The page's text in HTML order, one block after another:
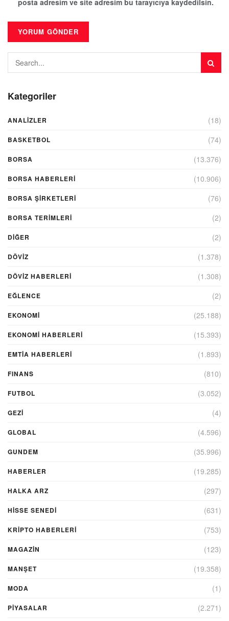
Kategoriler
ANALIZLER (18)
BASKETBOL (74)
BORSA (13.376)
BORSA HABERLERI (10.906)
BORSA ŞIRKETLERI (76)
BORSA TERIMLERI (2)
DIĞER (2)
DÖVİZ (1.378)
DÖVIZ HABERLERI (1.308)
EĞLENCE (2)
EKONOMİ (25.188)
EKONOMI HABERLERI (15.393)
EMTIA HABERLERI (1.893)
FINANS (810)
FUTBOL (3.052)
GEZI (4)
GLOBAL (4.596)
GUNDEM (35.996)
HABERLER (19.285)
HALKA ARZ (297)
HİSSE SENEDİ (631)
KRIPTO HABERLERI (753)
MAGAZİN (123)
MANŞET (19.358)
MODA (1)
PİYASALAR (2.271)